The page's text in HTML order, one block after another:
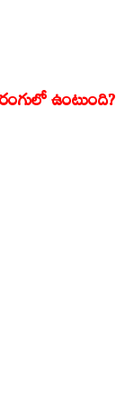
ఉంటుంది?